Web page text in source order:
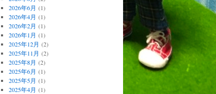
2026年6月 (1)
2026年4月 (1)
2026年2月 (1)
2026年1月 (1)
2025年12月 (2)
2025年11月 (2)
2025年8月 (2)
2025年6月 (1)
2025年5月 (1)
2025年4月 (1)